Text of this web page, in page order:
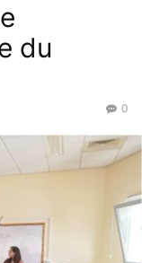
du
0